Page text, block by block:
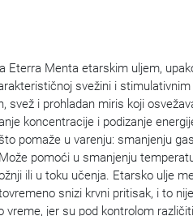
Eterra Menta etarskim uljem,
svežini i stimulativnim
svež i prohladan miris koji
koncentracije i podizanje
pomaže u varenju: smanjenju
pomoći u smanjenju
ili u toku učenja. Etarsko ulje
snizi krvni pritisak, i to
jer su pod kontrolom